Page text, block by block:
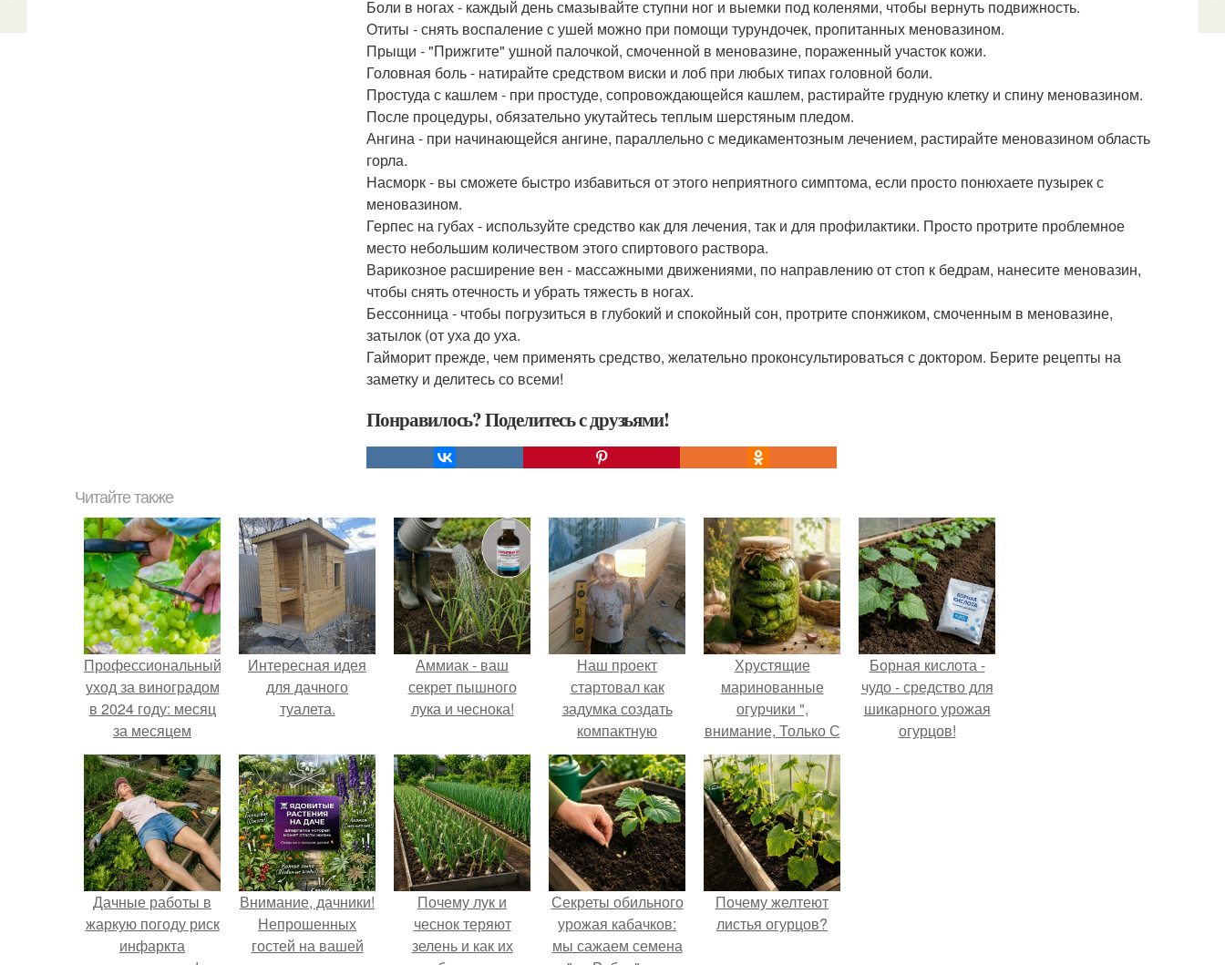
Боли в ногах - каждый день смазывайте ступни ног и выемки под коленями, чтобы вернуть подвижность.
Отиты - снять воспаление с ушей можно при помощи турундочек, пропитанных меновазином.
Прыщи - "Прижгите" ушной палочкой, смоченной в меновазине, пораженный участок кожи.
Головная боль - натирайте средством виски и лоб при любых типах головной боли.
Простуда с кашлем - при простуде, сопровождающейся кашлем, растирайте грудную клетку и спину меновазином.
После процедуры, обязательно укутайтесь теплым шерстяным пледом.
Ангина - при начинающейся ангине, параллельно с медикаментозным лечением, растирайте меновазином область
горла.
Насморк - вы сможете быстро избавиться от этого неприятного симптома, если просто понюхаете пузырек с
меновазином.
Герпес на губах - используйте средство как для лечения, так и для профилактики. Просто протрите проблемное
место небольшим количеством этого спиртового раствора.
Варикозное расширение вен - массажными движениями, по направлению от стоп к бедрам, нанесите меновазин,
чтобы снять отечность и убрать тяжесть в ногах.
Бессонница - чтобы погрузиться в глубокий и спокойный сон, протрите спонжиком, смоченным в меновазине,
затылок (от уха до уха.
Гайморит прежде, чем применять средство, желательно проконсультироваться с доктором. Берите рецепты на
заметку и делитесь со всеми!
Понравилось? Поделитесь с друзьями!
Читайте также
Профессиональный
уход за виноградом
в 2024 году: месяц
за месяцем
Интересная идея
для дачного
туалета.
Аммиак - ваш
секрет пышного
лука и чеснока!
Наш проект
стартовал как
задумка создать
компактную
беседку для
отдыха.
Хрустящие
маринованные
огурчики ",
внимание, Только С
Грядки".
Борная кислота -
чудо - средство для
шикарного урожая
огурцов!
Дачные работы в
жаркую погоду риск
инфаркта
Внимание, дачники!
Непрошенных
гостей на вашей
Почему лук и
чеснок теряют
зелень и как их
Секреты обильного
урожая кабачков:
мы сажаем семена
Почему желтеют
листья огурцов?